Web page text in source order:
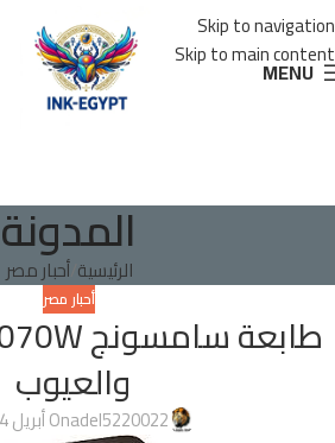
Skip to navigation
Skip to main content
MENU
المدونة
الرئيسية أحبار مصر
أحبار مصر
والعيوب
adel5220022On أبريل 14, 2026